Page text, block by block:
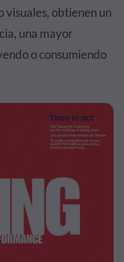
visuales, obtienen un
una mayor
o consumiendo